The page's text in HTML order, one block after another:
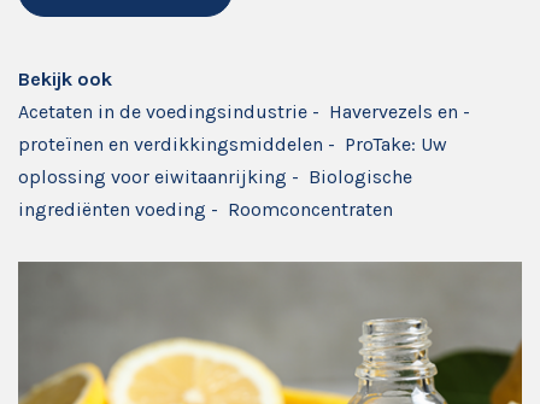
Bekijk ook
Acetaten in de voedingsindustrie - Havervezels en -
proteïnen en verdikkingsmiddelen - ProTake: Uw
oplossing voor eiwitaanrijking - Biologische
ingrediënten voeding - Roomconcentraten